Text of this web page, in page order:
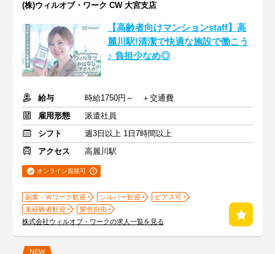
(株)ウィルオブ・ワーク CW 大宮支店
【高齢者向けマンションstaff】高
麗川駅!清潔で快適な施設で働こう
♪ 負担少なめ◎
給与
時給1750円～ ＋交通費
雇用形態
派遣社員
シフト
週3日以上 1日7時間以上
アクセス
高麗川駅
オンライン面接可
副業・Ｗワーク歓迎 シルバー歓迎
ピアス可
未経験者歓迎
髪色自由
株式会社ウィルオブ・ワークの求人一覧を見る
NEW